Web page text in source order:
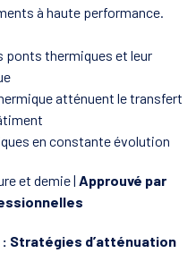
à haute performance.
ponts thermiques et leur
atténuent le transfert
en constante évolution
et demie | Approuvé par
Stratégies d’atténuation